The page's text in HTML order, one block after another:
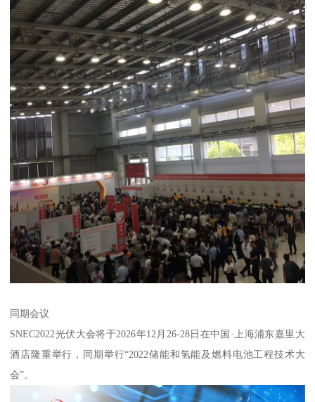
同期会议
SNEC2022光伏大会将于2026年12月26-28日在中国·上海浦东嘉里大
酒店隆重举行，同期举行“2022储能和氢能及燃料电池工程技术大
会”。